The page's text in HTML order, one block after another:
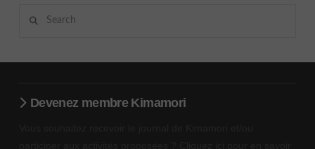
Devenez membre Kimamori